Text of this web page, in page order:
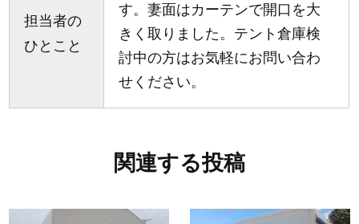
担当者の
ひとこと
す。妻面はカーテンで開口を大
きく取りました。テント倉庫検
討中の方はお気軽にお問い合わ
せください。
関連する投稿